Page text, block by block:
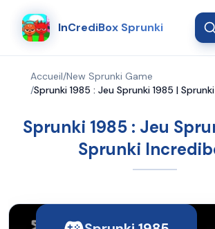
InCrediBox Sprunki
Accueil/New Sprunki Game
/Sprunki 1985 : Jeu Sprunki 1985 |
Sprunki 1985 : Jeu
Sprunki